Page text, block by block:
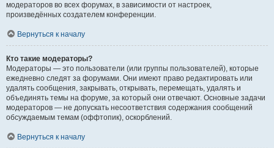
модераторов во всех форумах, в зависимости от настроек,
произведённых создателем конференции.
Вернуться к началу
Кто такие модераторы?
Модераторы — это пользователи (или группы пользователей), которые
ежедневно следят за форумами. Они имеют право редактировать или
удалять сообщения, закрывать, открывать, перемещать, удалять и
объединять темы на форуме, за который они отвечают. Основные задачи
модераторов — не допускать несоответствия содержания сообщений
обсуждаемым темам (оффтопик), оскорблений.
Вернуться к началу